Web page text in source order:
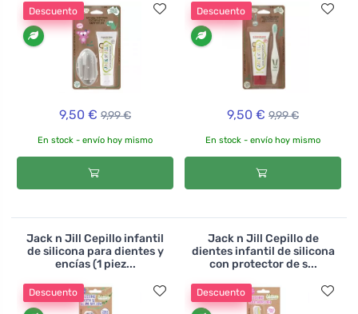
Descuento
9,50 € 9,99 €
En stock - envío hoy mismo
Descuento
9,50 € 9,99 €
En stock - envío hoy mismo
Jack n Jill Cepillo infantil
de silicona para dientes y
encías (1 piez...
Descuento
Jack n Jill Cepillo de
dientes infantil de silicona
con protector de s...
Descuento